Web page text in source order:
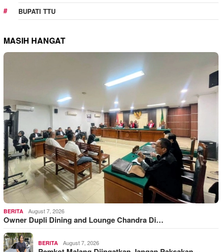
BUPATI TTU
MASIH HANGAT
BERITA August 7, 2026
Owner Dupli Dining and Lounge Chandra Di…
BERITA August 7, 2026